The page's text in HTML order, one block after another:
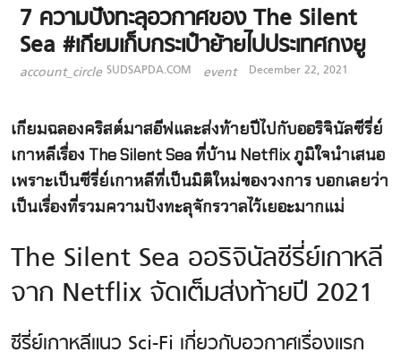
7 ความปังทะลุอวกาศของ The Silent
Sea #เกียมเก็บกระเป๋าย้ายไปประเทศกงยู
account_circle SUDSAPDA.COM event December 22, 2021
เกียมฉลองคริสต์มาสอีฟและส่งท้ายปีไปกับออริจินัลซีรี่ย์
เกาหลีเรื่อง The Silent Sea ที่บ้าน Netflix ภูมิใจนำเสนอ
เพราะเป็นซีรี่ย์เกาหลีที่เป็นมิติใหม่ของวงการ บอกเลยว่า
เป็นเรื่องที่รวมความปังทะลุจักรวาลไว้เยอะมากแม่
The Silent Sea ออริจินัลซีรี่ย์เกาหลี
จาก Netflix จัดเต็มส่งท้ายปี 2021
ซีรี่ย์เกาหลีแนว Sci-Fi เกี่ยวกับอวกาศเรื่องแรก